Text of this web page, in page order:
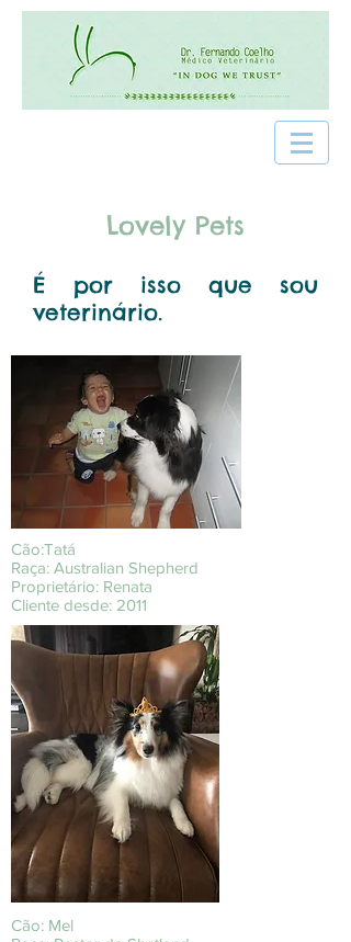
É por isso que sou
veterinário.
Lovely Pets
Cão:Tatá
Raça: Australian Shepherd
Proprietário: Renata
Cliente desde: 2011
Cão: Mel